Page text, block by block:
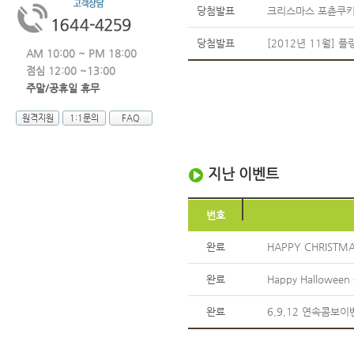
AM 10:00 ~ PM 18:00
점심 12:00 ~13:00
주말/공휴일 휴무
원격지원 1:1문의 FAQ
당첨발표 크리스마스 포츈쿠
당첨발표 [2012년 11월] 플
지난 이벤트
번호
완료 HAPPY
완료 Happy Halloween
완료 6,9,12 연속콤보이